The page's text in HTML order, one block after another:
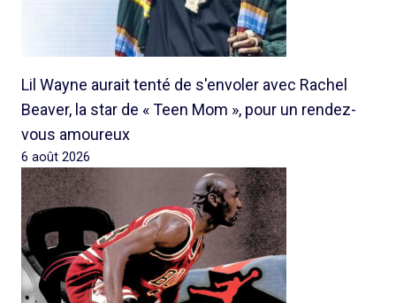
Lil Wayne aurait tenté de s'envoler avec Rachel
Beaver, la star de « Teen Mom », pour un rendez-
vous amoureux
6 août 2026